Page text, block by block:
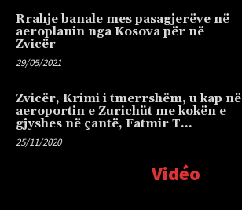
Rrahje banale mes pasagjerëve në
aeroplanin nga Kosova për në
Zvicër
29/05/2021
Zvicër, Krimi i tmerrshëm, u kap në
aeroportin e Zurichüt me kokën e
gjyshes në çantë, Fatmir T…
25/11/2020
Vidéo